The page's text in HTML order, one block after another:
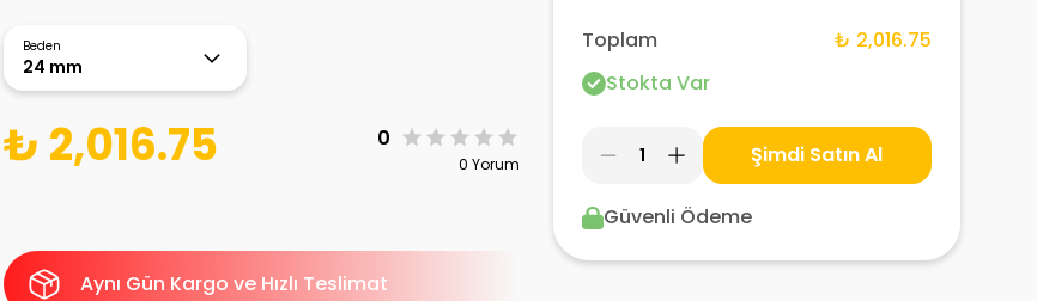
Beden
24 mm
₺ 2,016.75 0
0 Yorum
Aynı Gün Kargo ve Hızlı Teslimat
Toplam
₺ 2,016.75
Stokta Var
1 Şimdi Satın Al
Güvenli Ödeme